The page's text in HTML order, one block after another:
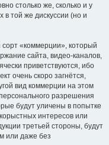
столько же, сколько и у
в той же дискуссии (но и
«коммерции», который
сайта, видео-каналов,
приветствуются, ибо
очень скоро загнётся,
вид коммерции на этом
разрешения
будут уличены в попытке
интересов или
третьей стороны, будут
или даже без